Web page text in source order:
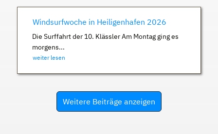
Windsurfwoche in Heiligenhafen 2026
Die Surffahrt der 10. Klässler Am Montag ging es
morgens...
weiter lesen
Weitere Beiträge anzeigen